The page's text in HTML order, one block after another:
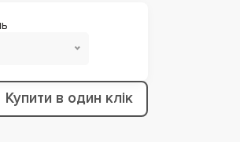
Купити в один клік